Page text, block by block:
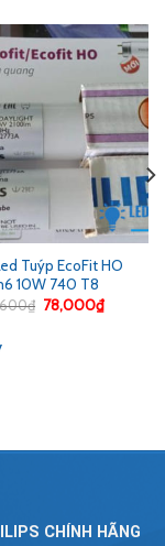
Tuýp EcoFit HO
10W 740 T8
₫ Giá
gốc
78,000₫Giá
hiện
CHÍNH HÃNG